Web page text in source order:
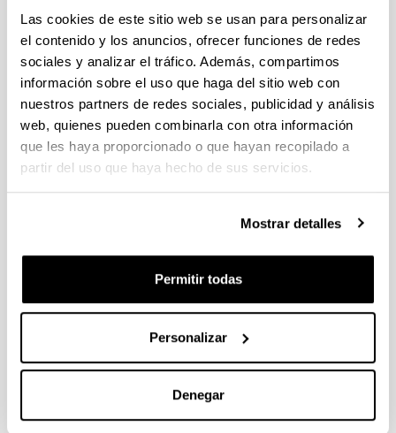
Las cookies de este sitio web se usan para personalizar
el contenido y los anuncios, ofrecer funciones de redes
sociales y analizar el tráfico. Además, compartimos
información sobre el uso que haga del sitio web con
nuestros partners de redes sociales, publicidad y análisis
web, quienes pueden combinarla con otra información
que les haya proporcionado o que hayan recopilado a
partir del uso que haya hecho de sus servicios.
Mostrar detalles
Permitir todas
Personalizar
Denegar
Se ha publicado la convocatoria
Convocatoria del Programa Posdoctoral de
Perfeccionamiento de Personal Investigador Doctor 2024-
Sin trámite abierto (Plazo de presentación de solicitudes:
31/05/2024 - 01/07/2024)
Se ha publicado la convocatoria
PERSONAL INVESTIGADOR EN FORMACIÓN EN LA
GRUPO/PROYECTO DE INVESTIGACIÓN
Sin trámite abierto (Plazo de presentación de solicitudes:
27/06/2024: Listado definitivo de solicitudes admitidas y
de solicitudes admitidas y excluidas en Fase 2. 17/09/2024:
Fase 2. 05/06/2024: Corrección al Listado Definitivo de